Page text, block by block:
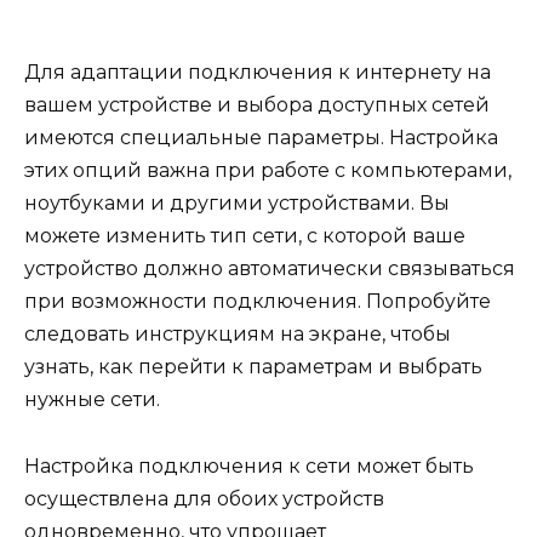
Для адаптации подключения к интернету на
вашем устройстве и выбора доступных сетей
имеются специальные параметры. Настройка
этих опций важна при работе с компьютерами,
ноутбуками и другими устройствами. Вы
можете изменить тип сети, с которой ваше
устройство должно автоматически связываться
при возможности подключения. Попробуйте
следовать инструкциям на экране, чтобы
узнать, как перейти к параметрам и выбрать
нужные сети.
Настройка подключения к сети может быть
осуществлена для обоих устройств
одновременно, что упрощает